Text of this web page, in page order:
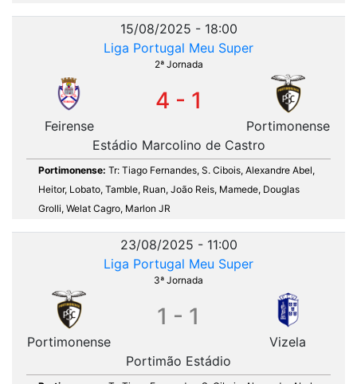
15/08/2025 - 18:00
Liga Portugal Meu Super
2ª Jornada
Feirense
4 - 1
Portimonense
Estádio Marcolino de Castro
Portimonense: Tr: Tiago Fernandes, S. Cibois, Alexandre Abel,
Heitor, Lobato, Tamble, Ruan, João Reis, Mamede, Douglas
Grolli, Welat Cagro, Marlon JR
23/08/2025 - 11:00
Liga Portugal Meu Super
3ª Jornada
Portimonense
1 - 1
Vizela
Portimão Estádio